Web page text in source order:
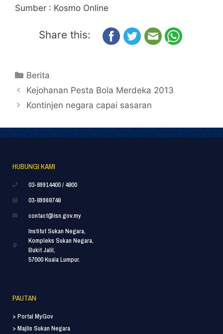
Sumber : Kosmo Online
Share this:
Berita
Kejohanan Pesta Bola Merdeka 2013
Kontinjen negara capai sasaran
HUBUNGI KAMI
03-89914400 / 4800
03-89968748
contact@isn.gov.my
Institut Sukan Negara,
Kompleks Sukan Negara,
Bukit Jalil,
57000 Kuala Lumpur.
PAUTAN
> Portal MyGov
> Majlis Sukan Negara